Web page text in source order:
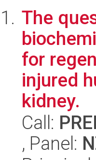
The
for
injured
kidney.
Call:
, Panel: